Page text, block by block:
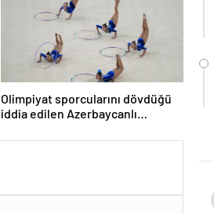
Olimpiyat sporcularını dövdüğü
iddia edilen Azerbaycanlı